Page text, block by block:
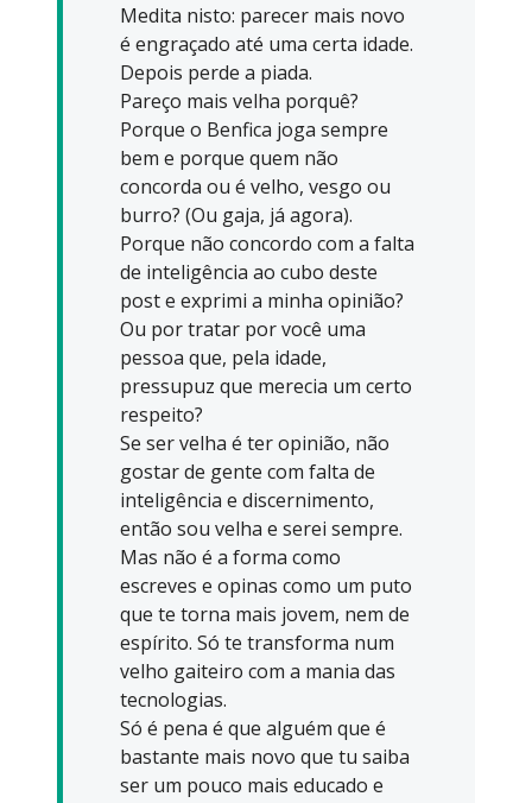
Medita nisto: parecer mais novo
é engraçado até uma certa idade.
Depois perde a piada.
Pareço mais velha porquê?
Porque o Benfica joga sempre
bem e porque quem não
concorda ou é velho, vesgo ou
burro? (Ou gaja, já agora).
Porque não concordo com a falta
de inteligência ao cubo deste
post e exprimi a minha opinião?
Ou por tratar por você uma
pessoa que, pela idade,
pressupuz que merecia um certo
respeito?
Se ser velha é ter opinião, não
gostar de gente com falta de
inteligência e discernimento,
então sou velha e serei sempre.
Mas não é a forma como
escreves e opinas como um puto
que te torna mais jovem, nem de
espírito. Só te transforma num
velho gaiteiro com a mania das
tecnologias.
Só é pena é que alguém que é
bastante mais novo que tu saiba
ser um pouco mais educado e